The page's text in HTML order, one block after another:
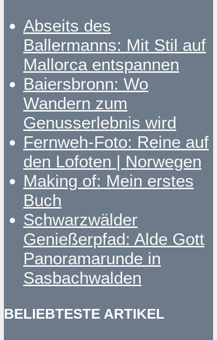
Abseits des
Ballermanns: Mit Stil auf
Mallorca entspannen
Baiersbronn: Wo
Wandern zum
Genusserlebnis wird
Fernweh-Foto: Reine auf
den Lofoten | Norwegen
Making of: Mein erstes
Buch
Schwarzwälder
Genießerpfad: Alde Gott
Panoramarunde in
Sasbachwalden
BELIEBTESTE ARTIKEL